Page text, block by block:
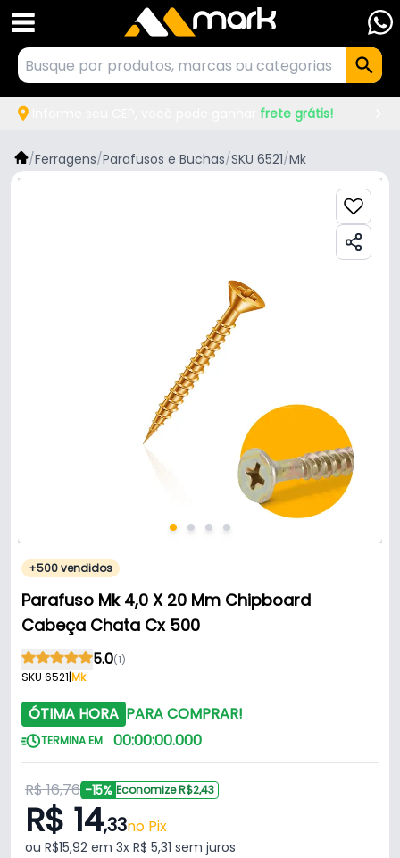
frete grátis!
/Ferragens/Parafusos e Buchas/SKU 6521/Mk
+500 vendidos
Parafuso Mk 4,0 X 20 Mm Chipboard
Cabeça Chata Cx 500
5.0(1)
SKU 6521|Mk
ÓTIMA HORA PARA COMPRAR!
TERMINA EM 00:00:00.000
R$ 16,76 -15% Economize R$2,43
R$ 14,33no Pix
ou R$15,92 em 3x R$ 5,31 sem juros